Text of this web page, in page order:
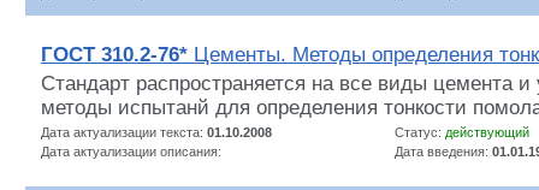
ГОСТ 310.2-76* Цементы. Методы определения
Стандарт распространяется на все виды цемента и
методы испытанй для определения тонкости
Дата актуализации текста: 01.10.2008 Статус: действующий
Дата актуализации описания:
Дата введения: